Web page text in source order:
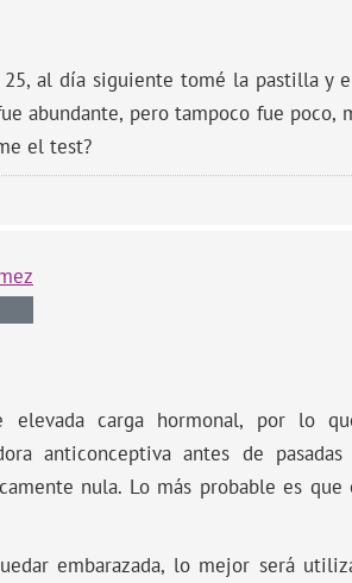
25, al día siguiente tomé la pastilla y
abundante, pero tampoco fue poco,
el test?
elevada carga hormonal, por lo
anticonceptiva antes de
nula. Lo más probable es
embarazada, lo mejor será